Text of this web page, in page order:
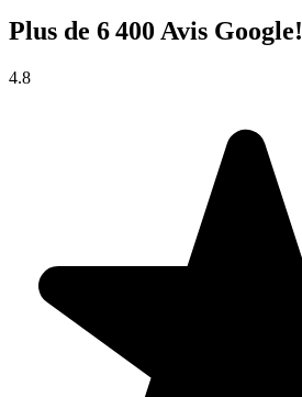
Plus de 6 400 Avis Google!
4.8